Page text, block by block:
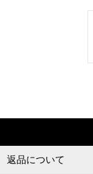
返品について